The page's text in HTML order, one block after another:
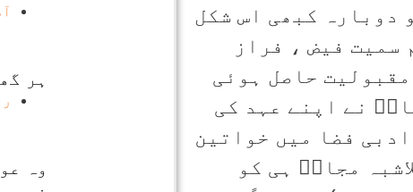
دوبارہ کبھی اس شکل
سمیت فیض ، فراز
حاصل ہوئی
نے اپنے عہد کی
فضا میں خواتین
مجازؔ ہی کو
ہر
وہ